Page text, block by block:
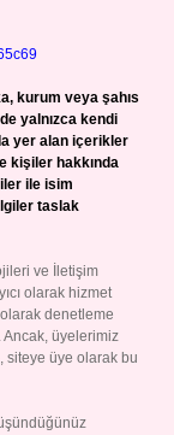
kurum veya şahıs
yalnızca kendi
yer alan içerikler
kişiler hakkında
ile isim
taslak
ve İletişim
olarak hizmet
denetleme
Ancak, üyelerimiz
siteye üye olarak bu